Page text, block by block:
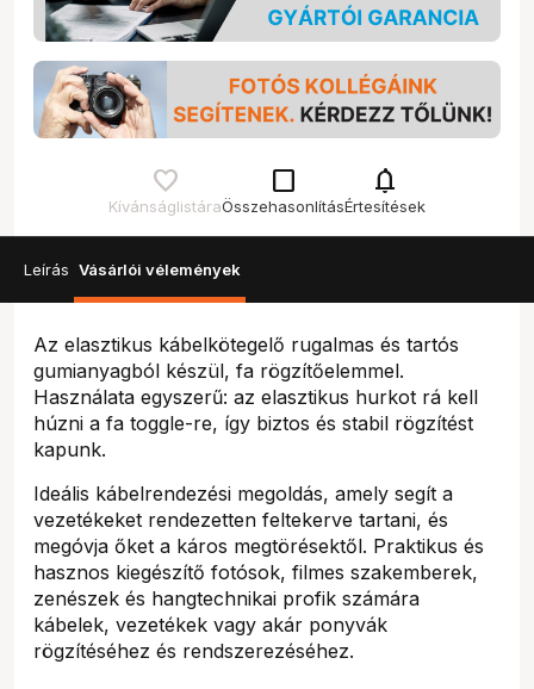
Kívánságlistára
check_box_outline_blank
Összehasonlítás
notifications
Értesítések
Leírás Vásárlói vélemények
Az elasztikus kábelkötegelő rugalmas és tartós
gumianyagból készül, fa rögzítőelemmel.
Használata egyszerű: az elasztikus hurkot rá kell
húzni a fa toggle-re, így biztos és stabil rögzítést
kapunk.
Ideális kábelrendezési megoldás, amely segít a
vezetékeket rendezetten feltekerve tartani, és
megóvja őket a káros megtörésektől. Praktikus és
hasznos kiegészítő fotósok, filmes szakemberek,
zenészek és hangtechnikai profik számára
kábelek, vezetékek vagy akár ponyvák
rögzítéséhez és rendszerezéséhez.